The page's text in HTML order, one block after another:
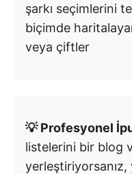
şarkı seçimlerini
biçimde
veya çiftler
💡 Profesyonel
listelerini bir blog